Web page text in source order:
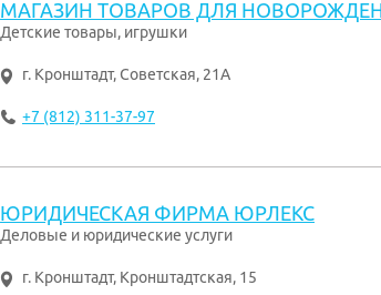
МАГАЗИН ТОВАРОВ ДЛЯ
Детские товары, игрушки
г. Кронштадт, Советская, 21А
+7 (812) 311-37-97
ЮРИДИЧЕСКАЯ ФИРМА ЮРЛЕКС
Деловые и юридические услуги
г. Кронштадт, Кронштадтская, 15